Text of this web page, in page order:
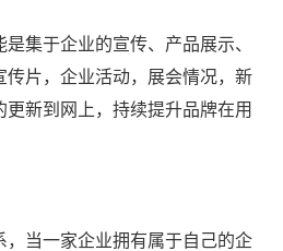
集于企业的宣传、产品展示、
传片，企业活动，展会情况，新
新到网上，持续提升品牌在用
，当一家企业拥有属于自己的企